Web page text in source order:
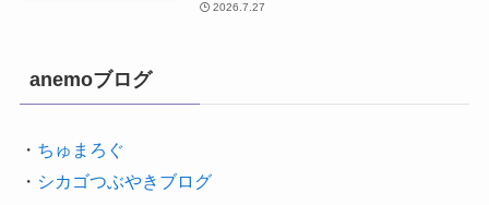
2026.7.27
anemoブログ
・ ちゅまろぐ
・ シカゴつぶやきブログ